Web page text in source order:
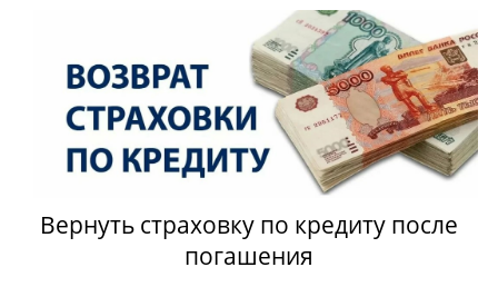
Вернуть страховку по кредиту после
погашения